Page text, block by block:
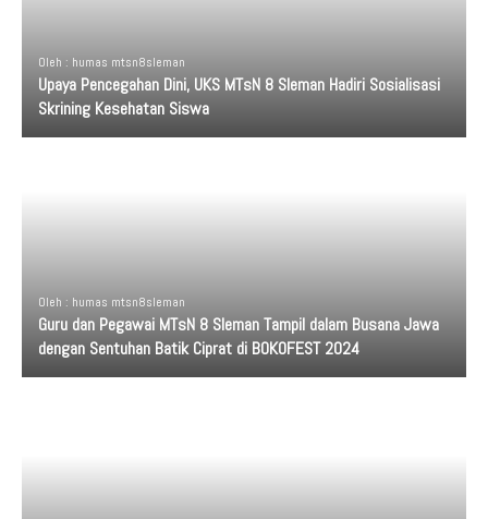
Oleh : humas mtsn8sleman
Upaya Pencegahan Dini, UKS MTsN 8 Sleman Hadiri Sosialisasi
Skrining Kesehatan Siswa
Oleh : humas mtsn8sleman
Guru dan Pegawai MTsN 8 Sleman Tampil dalam Busana Jawa
dengan Sentuhan Batik Ciprat di BOKOFEST 2024